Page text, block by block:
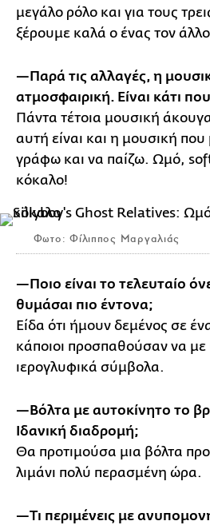
μεγάλο ρόλο και για τους
ξέρουμε καλά ο ένας τον
—Παρά τις αλλαγές, η
ατμοσφαιρική. Είναι κάτι
Πάντα τέτοια μουσική
αυτή είναι και η μουσική
γράφω και να παίζω. Ωμό,
κόκαλο!
Φωτο: Φίλιππος Μαργαλιάς
—Ποιο είναι το τελευταίο
θυμάσαι πιο έντονα;
Είδα ότι ήμουν δεμένος σε
κάποιοι προσπαθούσαν να με
ιερογλυφικά σύμβολα.
—Βόλτα με αυτοκίνητο το
Ιδανική διαδρομή;
Θα προτιμούσα μια βόλτα
λιμάνι πολύ περασμένη ώρα.
—Τι περιμένεις με